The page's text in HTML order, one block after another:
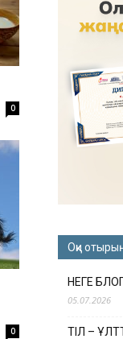
0
0
Оқи
НЕГЕ
05.07.2026
ТІЛ –